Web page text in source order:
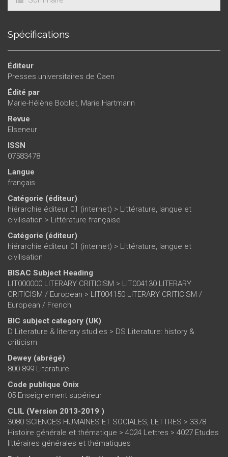
Spécifications
Éditeur
Presses universitaires de Caen
Édité par
Marie-Hélène Boblet Marie Hartmann
Revue
Elseneur
ISSN
07583478
Langue
français
Catégorie (éditeur)
hiérarchie éditeur 01 (internet) > Littérature, langue et
civilisation > Littérature française
Catégorie (éditeur)
hiérarchie éditeur 01 (internet) > Littérature, langue et
civilisation
BISAC Subject Heading
LIT000000 LITERARY CRITICISM > LIT004130 LITERARY
CRITICISM / European > LIT004150 LITERARY CRITICISM /
European / French
BIC subject category (UK)
D Literature & literary studies > DS Literature: history &
criticism
Dewey (abrégé)
800-899 Literature
Code publique Onix
05 Enseignement supérieur
CLIL (Version 2013-2019 )
3080 SCIENCES HUMAINES ET SOCIALES, LETTRES > 3378
Histoire générale et thématique > 4024 Lettres > 4027 Etudes
littéraires générales et thématiques